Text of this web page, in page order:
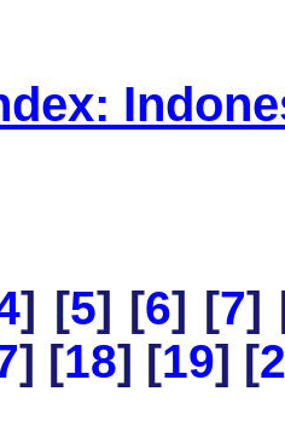
] [5] [6] [7]
] [18] [19] [